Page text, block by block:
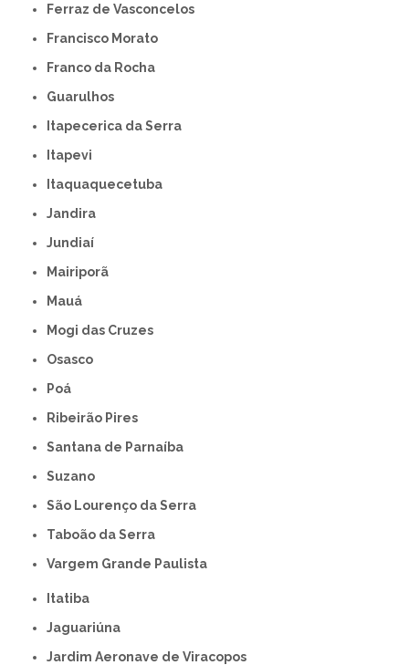
Ferraz de Vasconcelos
Francisco Morato
Franco da Rocha
Guarulhos
Itapecerica da Serra
Itapevi
Itaquaquecetuba
Jandira
Jundiaí
Mairiporã
Mauá
Mogi das Cruzes
Osasco
Poá
Ribeirão Pires
Santana de Parnaíba
Suzano
São Lourenço da Serra
Taboão da Serra
Vargem Grande Paulista
Itatiba
Jaguariúna
Jardim Aeronave de Viracopos